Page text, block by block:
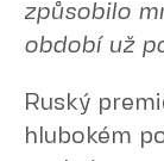
způsobilo
období už
Ruský
hlubokém